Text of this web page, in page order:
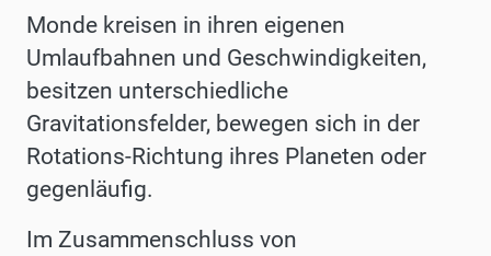
Monde kreisen in ihren eigenen
Umlaufbahnen und Geschwindigkeiten,
besitzen unterschiedliche
Gravitationsfelder, bewegen sich in der
Rotations-Richtung ihres Planeten oder
gegenläufig.
Im Zusammenschluss von